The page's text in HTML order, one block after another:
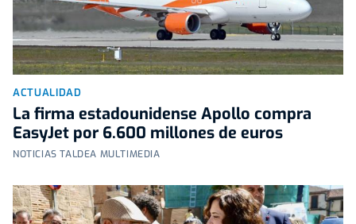
ACTUALIDAD
La firma estadounidense Apollo compra
EasyJet por 6.600 millones de euros
NOTICIAS TALDEA MULTIMEDIA